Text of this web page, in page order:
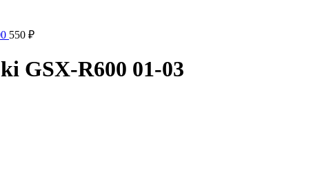
550 ₽
GSX-R600 01-03